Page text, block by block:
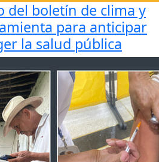
del boletín de clima y
para anticipar
la salud pública